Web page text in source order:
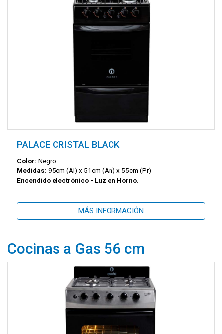
PALACE CRISTAL BLACK
Color: Negro
Medidas: 95cm (Al) x 51cm (An) x 55cm (Pr)
Encendido electrónico - Luz en Horno.
MÁS INFORMACIÓN
Cocinas a Gas 56 cm